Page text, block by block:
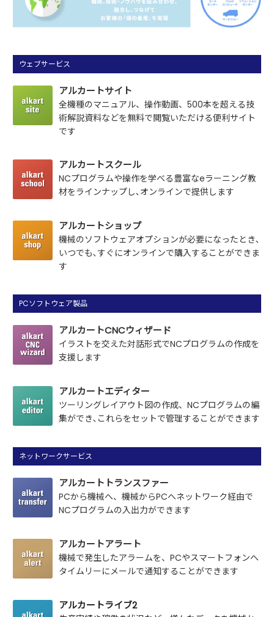
ウェブサービス
アルカートサイト
全機種のマニュアル、操作動画、500本を超える技
術解説資料などを無料で閲覧いただける便利サイト
です
アルカートスクール
NCプログラムや操作を学べる豊富なeラーニング教
材をラインナップし､オンラインで提供します
アルカートショップ
機械のソフトウェアオプションが必要になったとき､
いつでも､すぐにオンラインで購入することができま
す
PCソフトウェア製品
アルカートCNCウィザード
イラストを交えた対話形式でNCプログラムの作成を
支援します
アルカートエディター
ツーリングレイアウト図の作成、 NCプログラムの編
集ができ､ これらをセットで管理することができます
ネットワークサービス
アルカートトランスファー
PCから機械へ、機械からPCへネットワーク経由で
NCプログラムの入出力ができます
アルカートアラート
機械で発生したアラームを、PCやスマートフォンへ
タイムリーにメールで通知することができます
アルカートライブ2